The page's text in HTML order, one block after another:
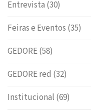
Entrevista (30)
Feiras e Eventos (35)
GEDORE(58)
GEDORE red (32)
Institucional (69)